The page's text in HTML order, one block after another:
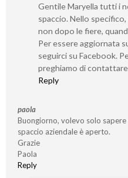
Gentile Maryella tutti i
spaccio. Nello
non dopo le fiere,
Per essere aggiornata
seguirci su Facebook.
preghiamo di
Reply
paola
Buongiorno, volevo solo
spaccio aziendale è aperto.
Grazie
Paola
Reply